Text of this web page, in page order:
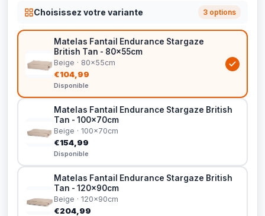
Choisissez votre variante 3 options
Matelas Fantail Endurance Stargaze
British Tan - 80x55cm
Beige · 80x55cm
€104,99
Disponible
Matelas Fantail Endurance Stargaze British
Tan - 100x70cm
Beige · 100x70cm
€154,99
Disponible
Matelas Fantail Endurance Stargaze British
Tan - 120x90cm
Beige · 120x90cm
€204,99